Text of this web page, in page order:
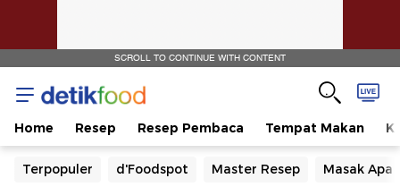
SCROLL TO CONTINUE WITH CONTENT
Home Resep Resep Pembaca Tempat Makan
Terpopuler d'Foodspot Master Resep Masak Apa